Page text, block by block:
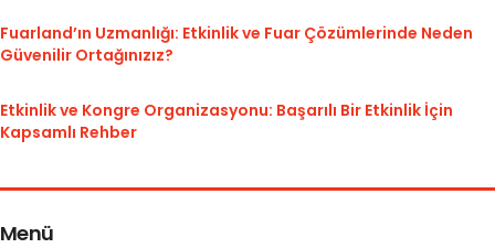
Fuarland’ın Uzmanlığı: Etkinlik ve Fuar Çözümlerinde Neden
Güvenilir Ortağınızız?
Etkinlik ve Kongre Organizasyonu: Başarılı Bir Etkinlik İçin
Kapsamlı Rehber
Menü